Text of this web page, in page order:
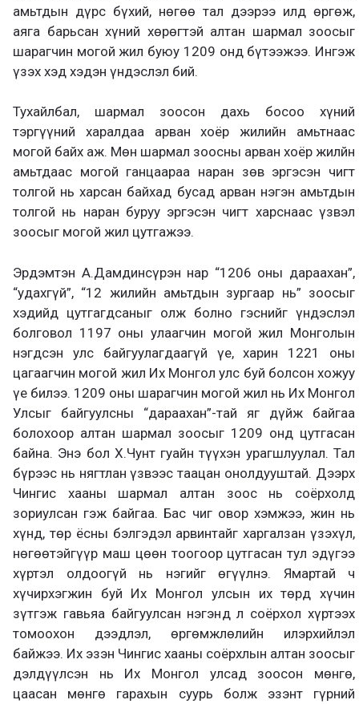
амьтдын дүрс бүхий, нөгөө тал дээрээ илд өргөж,
аяга барьсан хүний хөрөгтэй алтан шармал зоосыг
шарагчин могой жил буюу 1209 онд бүтээжээ. Ингэж
үзэх хэд хэдэн үндэслэл бий.
Тухайлбал, шармал зоосон дахь босоо хүний
тэргүүний харалдаа арван хоёр жилийн амьтнаас
могой байх аж. Мөн шармал зоосны арван хоёр жилйн
амьтдаас могой ганцаараа наран зөв эргэсэн чигт
толгой нь харсан байхад бусад арван нэгэн амьтдын
толгой нь наран буруу эргэсэн чигт харснаас үзвэл
зоосыг могой жил цутгажээ.
Эрдэмтэн А.Дамдинсүрэн нар “1206 оны дараахан”,
“удахгүй”, “12 жилийн амьтдын зургаар нь” зоосыг
хэдийд цутгагдсаныг олж болно гэснийг үндэслэл
болговол 1197 оны улаагчин могой жил Монголын
нэгдсэн улс байгуулагдаагүй үе, харин 1221 оны
цагаагчин могой жил Их Монгол улс буй болсон хожуу
үе билээ. 1209 оны шарагчин могой жил нь Их Монгол
Улсыг байгуулсны “дараахан”-тай яг дүйж байгаа
болохоор алтан шармал зоосыг 1209 онд цутгасан
байна. Энэ бол Х.Чунт гуайн түүхэн урагшлуулал. Тал
бүрээс нь нягтлан үзвээс таацан онолдууштай. Дээрх
Чингис хааны шармал алтан зоос нь соёрхолд
зориулсан гэж байгаа. Бас чиг овор хэмжээ, жин нь
хүнд, төр ёсны бэлгэдэл арвинтайг харгалзан үзэхүл,
нөгөөтэйгүүр маш цөөн тоогоор цутгасан тул эдүгээ
хүртэл олдоогүй нь нэгийг өгүүлнэ. Ямартай ч
хүчирхэгжин буй Их Монгол улсын их төрд хүчин
зүтгэж гавьяа байгуулсан нэгэнд л соёрхол хүртээх
томоохон дээдлэл, өргөмжлөлийн илэрхийлэл
байжээ. Их эзэн Чингис хааны соёрхлын алтан зоосыг
дэлдүүлсэн нь Их Монгол улсад зоосон мөнгө,
цаасан мөнгө гарахын суурь болж эзэнт гүрний